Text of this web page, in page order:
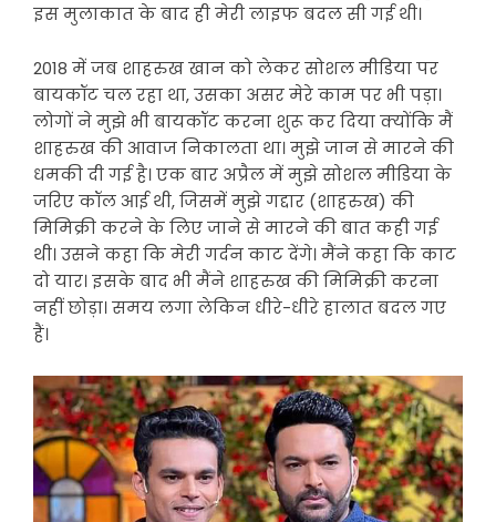
इस मुलाकात के बाद ही मेरी लाइफ बदल सी गई थी।
2018 में जब शाहरुख खान को लेकर सोशल मीडिया पर
बायकॉट चल रहा था, उसका असर मेरे काम पर भी पड़ा।
लोगों ने मुझे भी बायकॉट करना शुरू कर दिया क्योंकि मैं
शाहरुख की आवाज निकालता था। मुझे जान से मारने की
धमकी दी गई है। एक बार अप्रैल में मुझे सोशल मीडिया के
जरिए कॉल आई थी, जिसमें मुझे गद्दार (शाहरुख) की
मिमिक्री करने के लिए जाने से मारने की बात कही गई
थी। उसने कहा कि मेरी गर्दन काट देंगे। मैंने कहा कि काट
दो यार। इसके बाद भी मैंने शाहरुख की मिमिक्री करना
नहीं छोड़ा। समय लगा लेकिन धीरे-धीरे हालात बदल गए
हैं।